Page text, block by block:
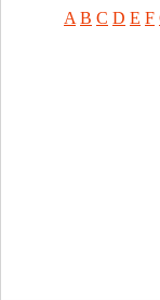
A B C D E F